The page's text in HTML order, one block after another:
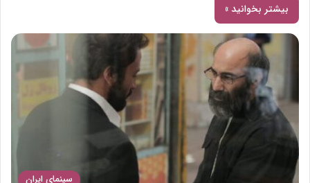
بیشتر بخوانید »
سینمای ایران